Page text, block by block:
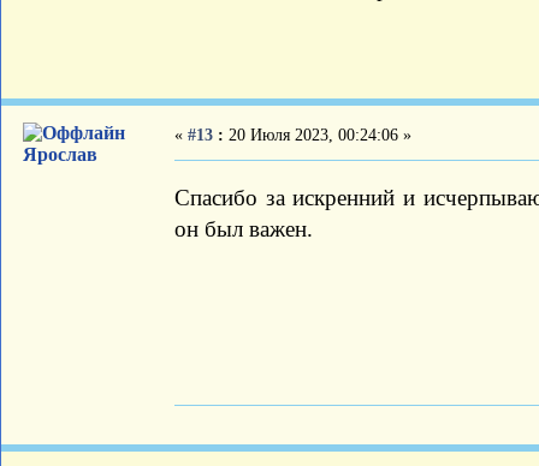
Ярослав
« #13 : 20 Июля 2023, 00:24:06 »
Спасибо за искренний и
он был важен.